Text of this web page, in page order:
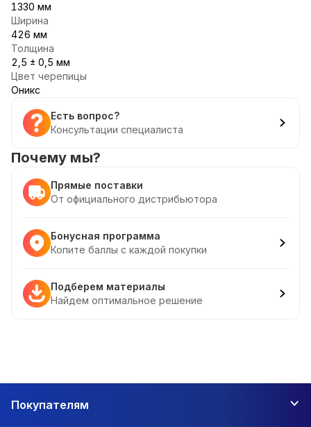
1330 мм
Ширина
426 мм
Толщина
2,5 ± 0,5 мм
Цвет черепицы
Оникс
Есть вопрос?
Консультации специалиста
Почему мы?
Прямые поставки
От официального дистрибьютора
Бонусная программа
Копите баллы с каждой покупки
Подберем материалы
Найдем оптимальное решение
Покупателям